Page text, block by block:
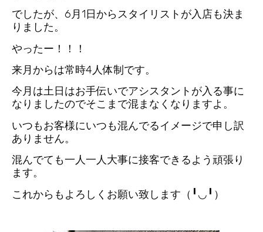
でしたが、6月1日からスタイリストが入店も決ま
りました。
やったー！！！
来月からは常時4人体制です。
今月は土日はお手伝いでアシスタントが入る事に
なりましたのでそこまで混まなくなりますよ。
いつもお客様にいつも混んでるイメージで申し訳
ありません。
混んでても一人一人大事に接客できるよう頑張り
ます。
これからもよろしくお願い致します（╹◡╹）